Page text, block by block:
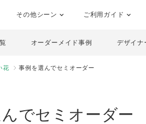
その他シーン ご利用ガイド
オーダーメイド事例 デザイナ
花 事例を選んでセミオーダー
でセミオーダー